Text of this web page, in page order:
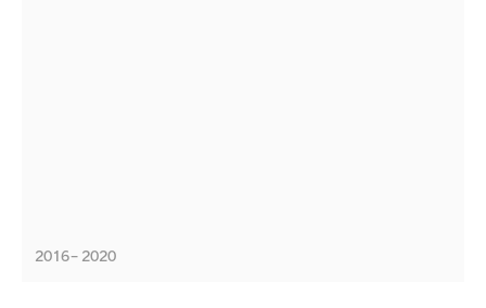
2016 – 2020